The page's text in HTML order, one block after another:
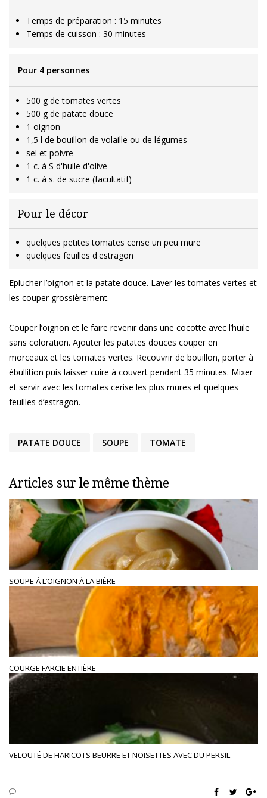
Temps de préparation : 15 minutes
Temps de cuisson : 30 minutes
Pour 4 personnes
500 g de tomates vertes
500 g de patate douce
1 oignon
1,5 l de bouillon de volaille ou de légumes
sel et poivre
1 c. à S d'huile d'olive
1 c. à s. de sucre (facultatif)
Pour le décor
quelques petites tomates cerise un peu mure
quelques feuilles d'estragon
Eplucher l’oignon et la patate douce. Laver les tomates vertes et
les couper grossièrement.
Couper l’oignon et le faire revenir dans une cocotte avec l’huile
sans coloration. Ajouter les patates douces couper en
morceaux et les tomates vertes. Recouvrir de bouillon, porter à
ébullition puis laisser cuire à couvert pendant 35 minutes. Mixer
et servir avec les tomates cerise les plus mures et quelques
feuilles d’estragon.
PATATE DOUCE SOUPE TOMATE
Articles sur le même thème
SOUPE À L’OIGNON À LA BIÈRE
COURGE FARCIE ENTIÈRE
VELOUTÉ DE HARICOTS BEURRE ET NOISETTES AVEC DU PERSIL